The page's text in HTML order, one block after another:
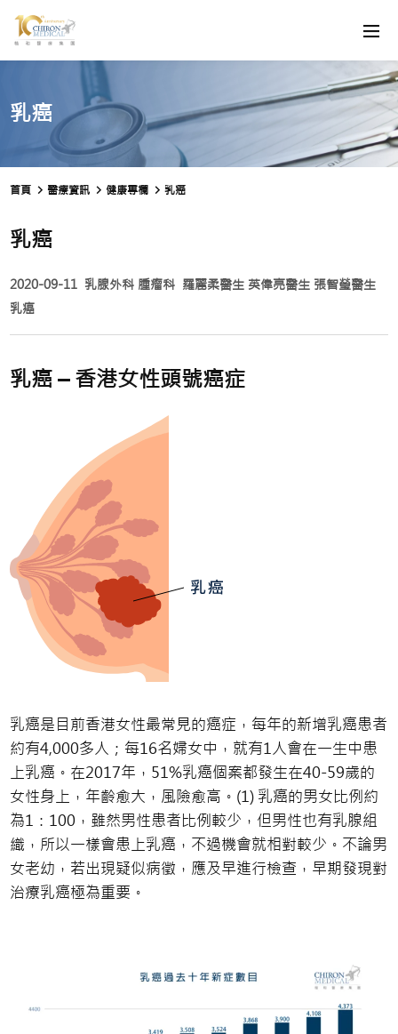
乳癌
首頁 醫療資訊 健康專欄 乳癌
乳癌
2020-09-11 乳腺外科 腫瘤科 羅麗柔醫生 英偉亮醫生 張智瑩醫生
乳癌
乳癌 – 香港女性頭號癌症
乳癌是目前香港女性最常見的癌症，每年的新增乳癌患者
約有4,000多人；每16名婦女中，就有1人會在一生中患
上乳癌。在2017年，51%乳癌個案都發生在40-59歲的
女性身上，年齡愈大，風險愈高。(1) 乳癌的男女比例約
為1：100，雖然男性患者比例較少，但男性也有乳腺組
織，所以一樣會患上乳癌，不過機會就相對較少。不論男
女老幼，若出現疑似病徵，應及早進行檢查，早期發現對
治療乳癌極為重要。